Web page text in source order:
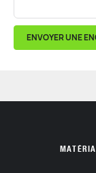
ENVOYER UNE